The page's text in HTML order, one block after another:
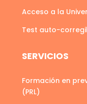
Acceso a la
Test auto-
SERVICIOS
Formación en
(PRL)